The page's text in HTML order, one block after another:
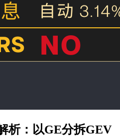
析：以GE分拆GEV